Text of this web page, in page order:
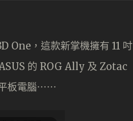
One，這款新掌機擁有 11 吋
的 ROG Ally 及 Zotac
板電腦⋯⋯